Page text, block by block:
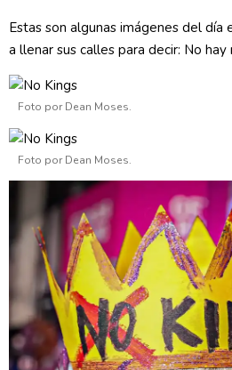
Estas son algunas imágenes del día
a llenar sus calles para decir: No
Foto por Dean Moses.
Foto por Dean Moses.